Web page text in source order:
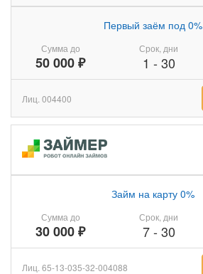
Сумма до
50 000 ₽
Первый заём под 0%
Срок, дни
1 - 30
Лиц. 004400
Сумма до
30 000 ₽
Займ на карту 0%
Срок, дни
7- 30
Лиц. 65-13-035-32-004088